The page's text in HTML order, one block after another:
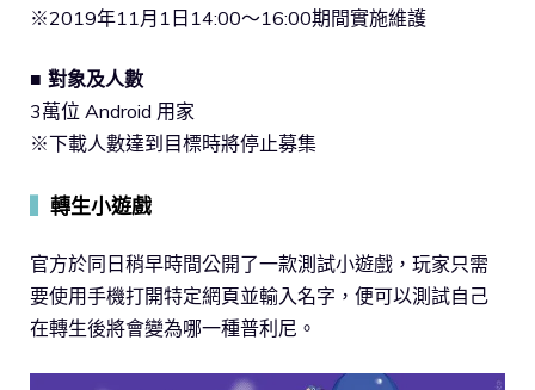
※2019年11月1日14:00～16:00期間實施維護
■ 對象及人數
3萬位 Android 用家
※下載人數達到目標時將停止募集
轉生小遊戲
官方於同日稍早時間公開了一款測試小遊戲，玩家只需
要使用手機打開特定網頁並輸入名字，便可以測試自己
在轉生後將會變為哪一種普利尼。